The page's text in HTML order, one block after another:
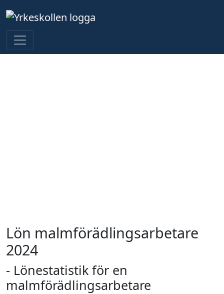
Lön malmförädlingsarbetare
2024
- Lönestatistik för en
malmförädlingsarbetare